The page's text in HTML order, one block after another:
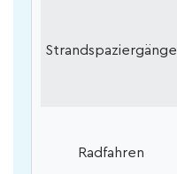
Strandspaziergänge
Radfahren